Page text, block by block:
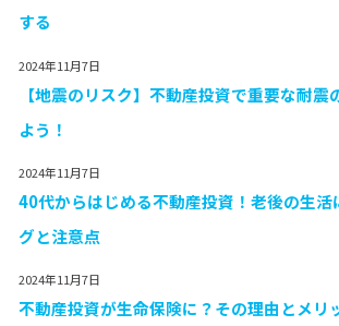
する
2024年11月7日
【地震のリスク】不動産投資で重要な耐震
よう！
2024年11月7日
40代からはじめる不動産投資！老後の生活
グと注意点
2024年11月7日
不動産投資が生命保険に？その理由とメリ